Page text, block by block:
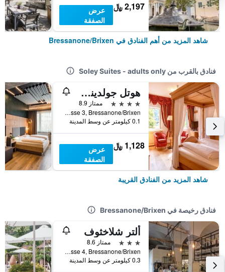
2,197 ﷼
عرض
الصفقة
شاهد المزيد من أهم الفنادق في Bressanone/Brixen
فنادق بالقرب من Soley Suites - adults only
هوتل جولدينس روسل
4 نجوم
ممتاز 8.9
Brennerstrasse 3, Bressanone/Brixen, ألتو أديجي, إيطاليا
0.1 كيلومتر عن وسط المدينة
1,128 ﷼
عرض
الصفقة
شاهد المزيد من الفنادق القريبة
فنادق رخيصة في Bressanone/Brixen
ألتر شلاخثوف
3 نجوم
ممتاز 8.6
Schlachthausgasse 4, Bressanone/Brixen, ألتو أديجي, إيطاليا
0.3 كيلومتر عن وسط المدينة